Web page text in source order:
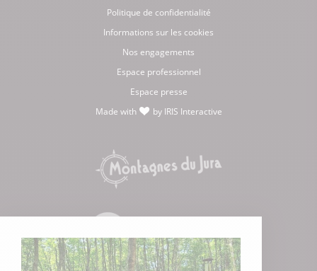
Politique de confidentialité
Informations sur les cookies
Nos engagements
Espace professionnel
Espace presse
Made with
by IRIS Interactive